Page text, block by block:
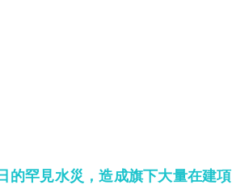
的罕見水災，造成旗下大量在建項